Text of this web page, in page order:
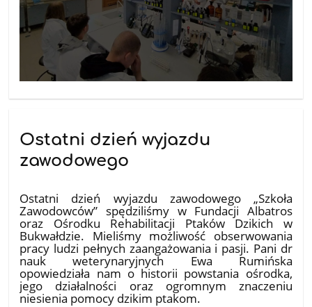
Ostatni dzień wyjazdu
zawodowego
Ostatni dzień wyjazdu zawodowego „Szkoła
Zawodowców” spędziliśmy w Fundacji Albatros
oraz Ośrodku Rehabilitacji Ptaków Dzikich w
Bukwałdzie. Mieliśmy możliwość obserwowania
pracy ludzi pełnych zaangażowania i pasji. Pani dr
nauk weterynaryjnych Ewa Rumińska
opowiedziała nam o historii powstania ośrodka,
jego działalności oraz ogromnym znaczeniu
niesienia pomocy dzikim ptakom.